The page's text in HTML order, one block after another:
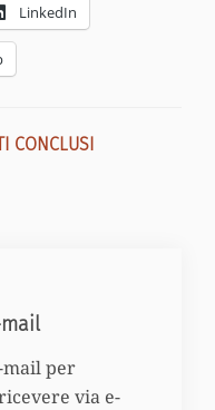
LinkedIn
CONCLUSI
per
via e-